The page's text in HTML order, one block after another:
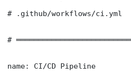
# .github/workflows/ci.yml
#
name: CI/CD Pipeline